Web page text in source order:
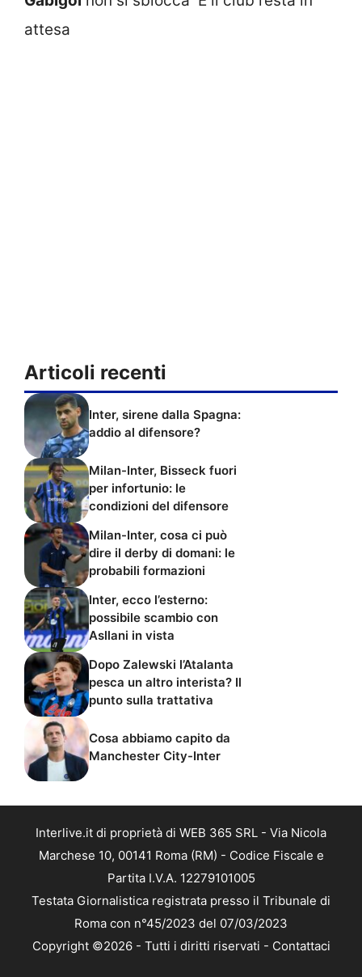
attesa
Articoli recenti
Inter, sirene dalla Spagna:
addio al difensore?
Milan-Inter, Bisseck fuori
per infortunio: le
condizioni del difensore
Milan-Inter, cosa ci può
dire il derby di domani: le
probabili formazioni
Inter, ecco l’esterno:
possibile scambio con
Asllani in vista
Dopo Zalewski l’Atalanta
pesca un altro interista? Il
punto sulla trattativa
Cosa abbiamo capito da
Manchester City-Inter
Interlive.it di proprietà di WEB 365 SRL - Via Nicola
Marchese 10, 00141 Roma (RM) - Codice Fiscale e
Partita I.V.A. 12279101005
Testata Giornalistica registrata presso il Tribunale di
Roma con n°45/2023 del 07/03/2023
Copyright ©2026 - Tutti i diritti riservati - Contattaci